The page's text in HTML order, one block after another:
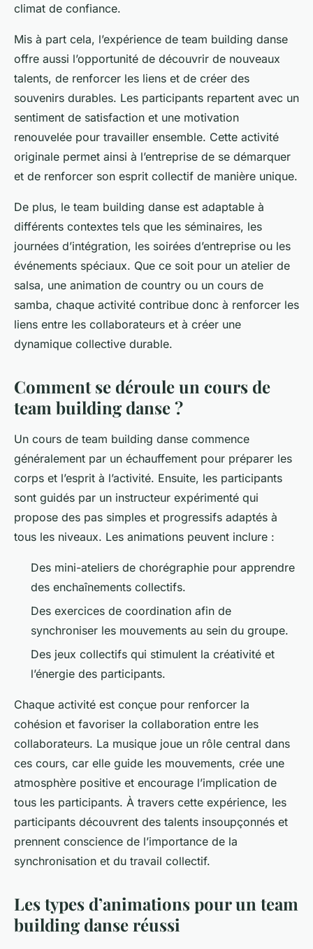
climat de confiance.
Mis à part cela, l’expérience de team building danse
offre aussi l’opportunité de découvrir de nouveaux
talents, de renforcer les liens et de créer des
souvenirs durables. Les participants repartent avec un
sentiment de satisfaction et une motivation
renouvelée pour travailler ensemble. Cette activité
originale permet ainsi à l’entreprise de se démarquer
et de renforcer son esprit collectif de manière unique.
De plus, le team building danse est adaptable à
différents contextes tels que les séminaires, les
journées d’intégration, les soirées d’entreprise ou les
événements spéciaux. Que ce soit pour un atelier de
salsa, une animation de country ou un cours de
samba, chaque activité contribue donc à renforcer les
liens entre les collaborateurs et à créer une
dynamique collective durable.
Comment se déroule un cours de
team building danse ?
Un cours de team building danse commence
généralement par un échauffement pour préparer les
corps et l’esprit à l’activité. Ensuite, les participants
sont guidés par un instructeur expérimenté qui
propose des pas simples et progressifs adaptés à
tous les niveaux. Les animations peuvent inclure :
Des mini-ateliers de chorégraphie pour apprendre
des enchaînements collectifs.
Des exercices de coordination afin de
synchroniser les mouvements au sein du groupe.
Des jeux collectifs qui stimulent la créativité et
l’énergie des participants.
Chaque activité est conçue pour renforcer la
cohésion et favoriser la collaboration entre les
collaborateurs. La musique joue un rôle central dans
ces cours, car elle guide les mouvements, crée une
atmosphère positive et encourage l’implication de
tous les participants. À travers cette expérience, les
participants découvrent des talents insoupçonnés et
prennent conscience de l’importance de la
synchronisation et du travail collectif.
Les types d’animations pour un team
building danse réussi